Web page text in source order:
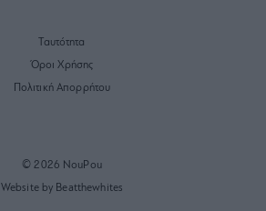
Ταυτότητα
Όροι Χρήσης
Πολιτική Απορρήτου
© 2026 NouPou
Website by Beatthewhites